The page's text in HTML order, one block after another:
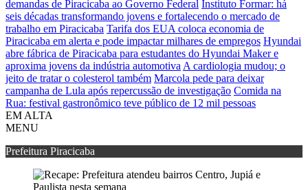
demandas de Piracicaba ao Governo Federal Instituto Formar: há
seis décadas transformando jovens e fortalecendo o mercado de
trabalho em Piracicaba Tarifa dos EUA coloca economia de
Piracicaba em alerta e pode impactar milhares de empregos Hyundai
abre fábrica de Piracicaba para estudantes do Hyundai Maker e
aproxima jovens da indústria automotiva A cardiologia mudou; o
jeito de tratar o colesterol também Marcola pede para deixar
campanha de Lula após repercussão de investigação Comida na
Rua: festival gastronômico teve público de 12 mil pessoas
EM ALTA
MENU
Prefeitura Piracicaba